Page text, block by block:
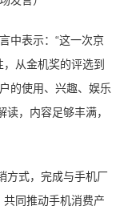
中表示：“这一次京
从金机奖的评选到
的使用、兴趣、娱乐
，内容足够丰满，
方式，完成与手机厂
同推动手机消费产